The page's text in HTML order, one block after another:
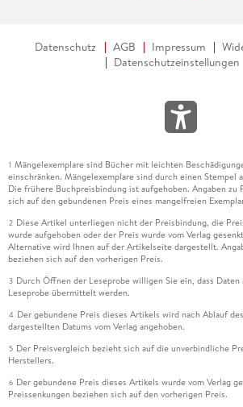
8. 7 . . . Icons einsetzen und gestalten . . .
8. 9 . . . Video und Audio in HTML
9. Testen und optimieren . . . 435
9. 1 . . . Funktionalitäten sicherstellen . . .
9. 2 . . . Usability, User Experience und
. 442
9. 3 . . . Performance: Lade- und
448
9. 4 . . . Nachhaltigkeit bei der
Datenschutz AGB Impressum
Datenschutzeinstellungen
1 Mängelexemplare sind Bücher mit leichten
einschränken. Mängelexemplare sind durch einen Stempel
Die frühere Buchpreisbindung ist aufgehoben. Angaben zu
sich auf den gebundenen Preis eines mangelfreien
2 Diese Artikel unterliegen nicht der Preisbindung, die
wurde aufgehoben oder der Preis wurde vom Verlag
Alternative wird Ihnen auf der Artikelseite dargestellt.
beziehen sich auf den vorherigen Preis.
3 Durch Öffnen der Leseprobe willigen Sie ein, dass
Leseprobe übermittelt werden.
4 Der gebundene Preis dieses Artikels wird nach Ablauf
dargestellten Datums vom Verlag angehoben.
5 Der Preisvergleich bezieht sich auf die unverbindliche
Herstellers.
6 Der gebundene Preis dieses Artikels wurde vom Verlag
Preissenkungen beziehen sich auf den vorherigen Preis.